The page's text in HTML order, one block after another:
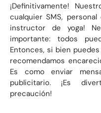
¡Definitivamente!
cualquier SMS,
instructor de yoga!
importante: todos
Entonces, si bien
recomendamos
Es como enviar
publicitario. ¡Es
precaución!